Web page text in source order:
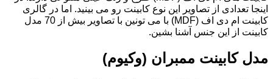
اینجا تعدادی از تصاویر این نوع کابینت رو می بینید. اما در گالری
کابینت ام دی اف (MDF) با می تونین با تصاویر بیش از 70 مدل
کابینت از این جنس آشنا بشین.
مدل کابینت ممبران (وکیوم)